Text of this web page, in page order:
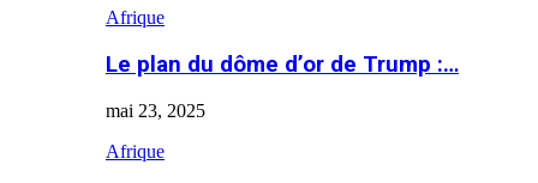
Afrique
Le plan du dôme d’or de Trump :…
mai 23, 2025
Afrique